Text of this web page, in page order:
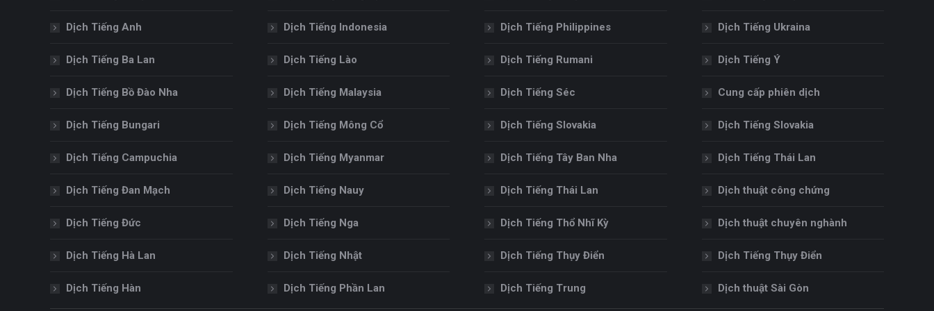
Dịch Tiếng Anh
Dịch Tiếng Ba Lan
Dịch Tiếng Bồ Đào Nha
Dịch Tiếng Bungari
Dịch Tiếng Campuchia
Dịch Tiếng Đan Mạch
Dịch Tiếng Đức
Dịch Tiếng Hà Lan
Dịch Tiếng Hàn
Dịch Tiếng Indonesia
Dịch Tiếng Lào
Dịch Tiếng Malaysia
Dịch Tiếng Mông Cổ
Dịch Tiếng Myanmar
Dịch Tiếng Nauy
Dịch Tiếng Nga
Dịch Tiếng Nhật
Dịch Tiếng Phần Lan
Dịch Tiếng Philippines
Dịch Tiếng Rumani
Dịch Tiếng Séc
Dịch Tiếng Slovakia
Dịch Tiếng Tây Ban Nha
Dịch Tiếng Thái Lan
Dịch Tiếng Thổ Nhĩ Kỳ
Dịch Tiếng Thụy Điển
Dịch Tiếng Trung
Dịch Tiếng Ukraina
Dịch Tiếng Ý
Cung cấp phiên dịch
Dịch Tiếng Slovakia
Dịch Tiếng Thái Lan
Dịch thuật công chứng
Dịch thuật chuyên nghành
Dịch Tiếng Thụy Điển
Dịch thuật Sài Gòn